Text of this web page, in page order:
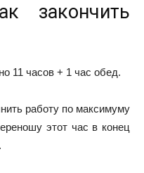
закончить
11 часов + 1 час обед.
работу по максимуму
этот час в конец